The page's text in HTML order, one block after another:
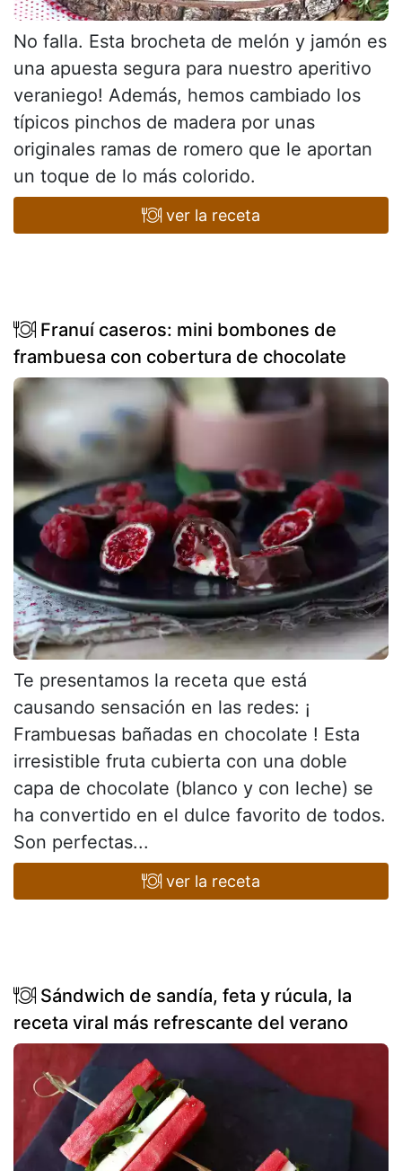
No falla. Esta brocheta de melón y jamón es
una apuesta segura para nuestro aperitivo
veraniego! Además, hemos cambiado los
típicos pinchos de madera por unas
originales ramas de romero que le aportan
un toque de lo más colorido.
ver la receta
Franuí caseros: mini bombones de
frambuesa con cobertura de chocolate
Te presentamos la receta que está
causando sensación en las redes: ¡
Frambuesas bañadas en chocolate ! Esta
irresistible fruta cubierta con una doble
capa de chocolate (blanco y con leche) se
ha convertido en el dulce favorito de todos.
Son perfectas...
ver la receta
Sándwich de sandía, feta y rúcula, la
receta viral más refrescante del verano